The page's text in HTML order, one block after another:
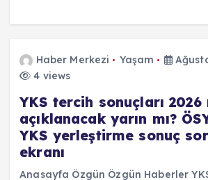
Haber Merkezi Yaşam
4 views
YKS tercih sonuçları 2026
açıklanacak yarın mı?
YKS yerleştirme sonuç
ekranı
Anasayfa Özgün Özgün Haberler